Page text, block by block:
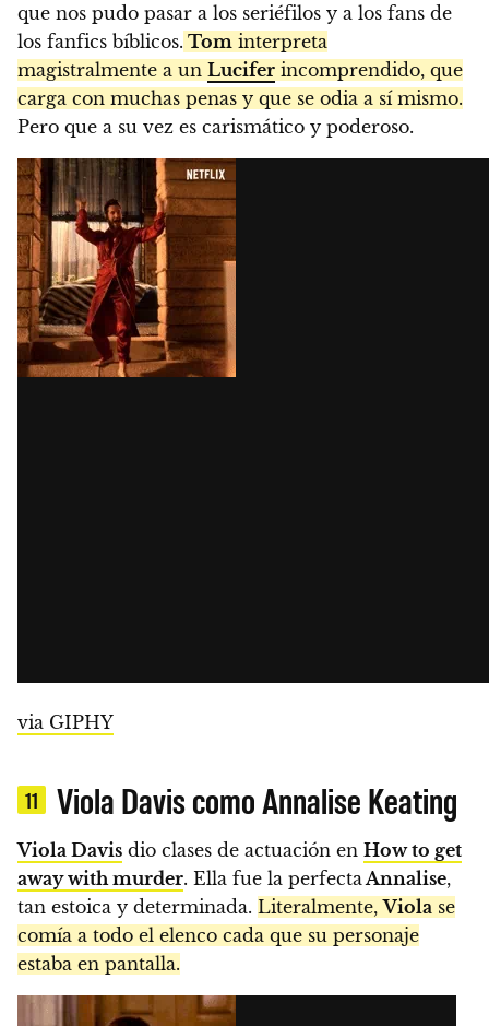
que nos pudo pasar a los seriéfilos y a los fans de
los fanfics bíblicos. Tom interpreta
magistralmente a un Lucifer incomprendido, que
carga con muchas penas y que se odia a sí mismo.
Pero que a su vez es carismático y poderoso.
via GIPHY
11 Viola Davis como Annalise Keating
Viola Davis dio clases de actuación en How to get
away with murder. Ella fue la perfecta Annalise,
tan estoica y determinada. Literalmente,Viola se
comía a todo el elenco cada que su personaje
estaba en pantalla.